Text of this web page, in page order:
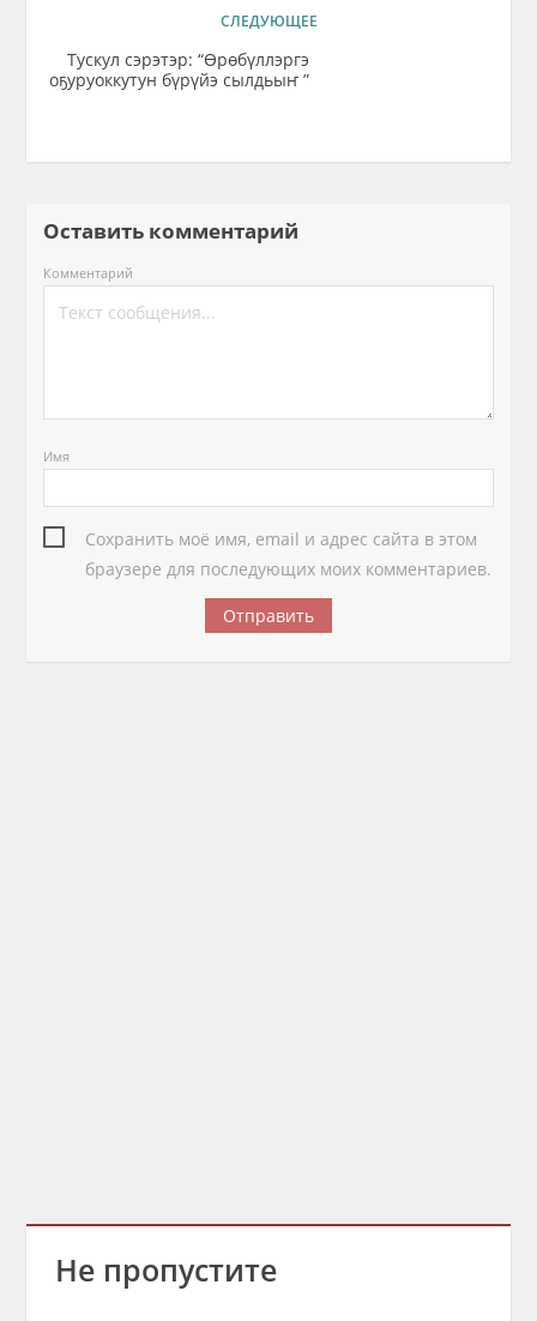
СЛЕДУЮЩЕЕ
Тускул сэрэтэр: “Өрөбүллэргэ
оҕуруоккутун бүрүйэ сылдьыҥ ”
Оставить комментарий
Комментарий
Имя
Сохранить моё имя, email и адрес сайта в этом
браузере для последующих моих комментариев.
Не пропустите